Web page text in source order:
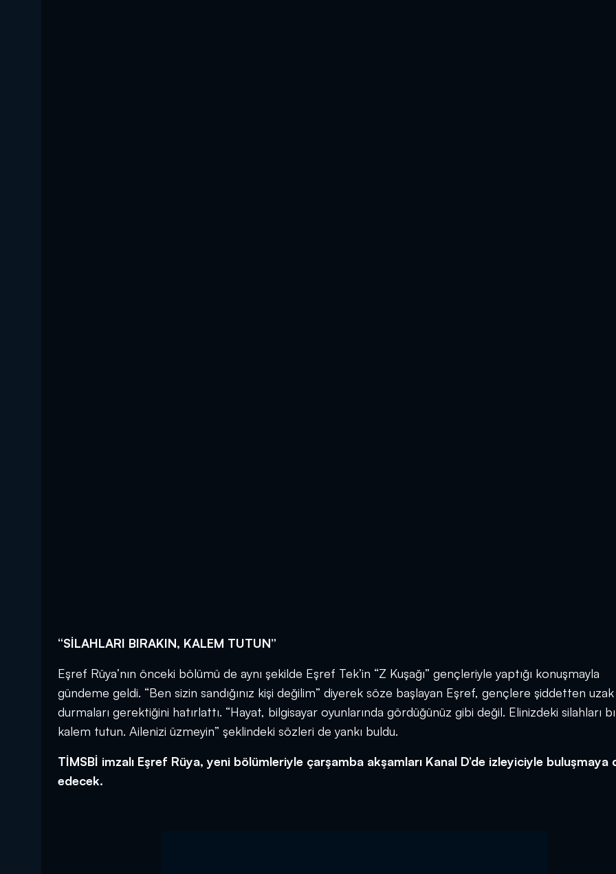
“SİLAHLARI BIRAKIN, KALEM TUTUN”
Eşref Rüya’nın önceki bölümü de aynı şekilde Eşref Tek’in “Z Kuşağı” gençleriyle yaptığı konuşmayla
gündeme geldi. “Ben sizin sandığınız kişi değilim” diyerek söze başlayan Eşref, gençlere şiddetten uzak
durmaları gerektiğini hatırlattı. “Hayat, bilgisayar oyunlarında gördüğünüz gibi değil. Elinizdeki silahları
kalem tutun. Ailenizi üzmeyin” şeklindeki sözleri de yankı buldu.
TİMSBİ imzalı Eşref Rüya, yeni bölümleriyle çarşamba akşamları Kanal D’de izleyiciyle buluşmaya
edecek.